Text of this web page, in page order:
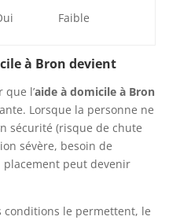
Faible
à Bron devient
l’aide à domicile à Bron
Lorsque la personne ne
sécurité (risque de chute
sévère, besoin de
peut devenir
conditions le permettent, le